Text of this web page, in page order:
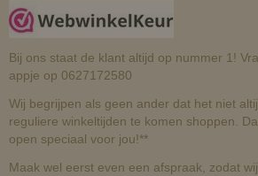
Bij ons staat de klant altijd op nummer 1!
appje op 0627172580
Wij begrijpen als geen ander dat het niet
reguliere winkeltijden te komen shoppen.
open speciaal voor jou!**
Maak wel eerst even een afspraak, zodat